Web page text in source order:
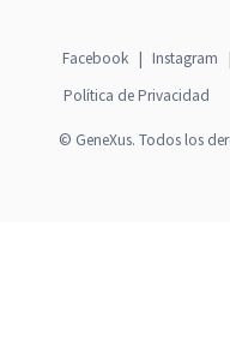
Facebook | Instagram |
Política de Privacidad
© GeneXus. Todos los